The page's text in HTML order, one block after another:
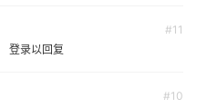
#11
登录以回复
#10